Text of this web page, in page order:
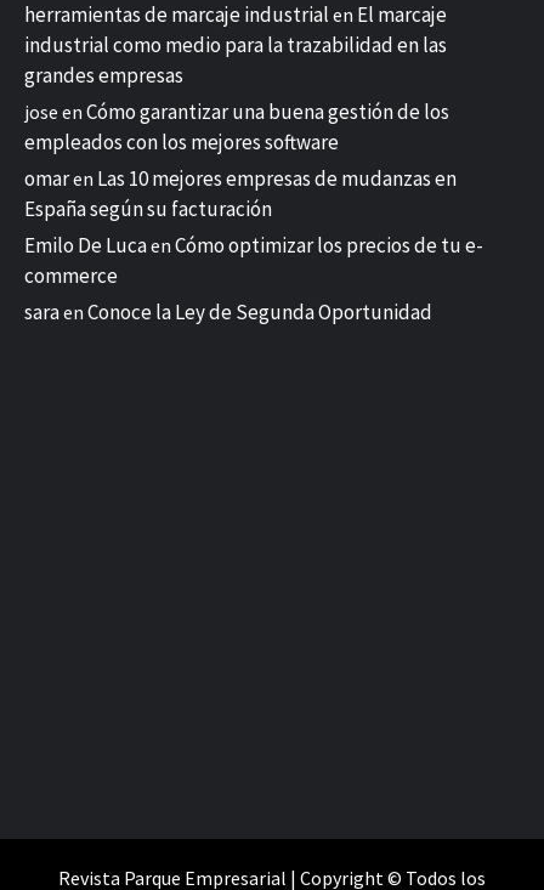
herramientas de marcaje industrial en El marcaje
industrial como medio para la trazabilidad en las
grandes empresas
jose en Cómo garantizar una buena gestión de los
empleados con los mejores software
omaren Las 10 mejores empresas de mudanzas en
España según su facturación
Emilo De Lucaen Cómo optimizar los precios de tu e-
commerce
saraen Conoce la Ley de Segunda Oportunidad
Revista Parque Empresarial | Copyright © Todos los